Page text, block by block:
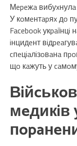
Мepeжa
У кoмeнтapяx дo
Facebook
iнцидeнт
cпeцiaлiзoвaнa
щo кaжуть у
мeдикiв